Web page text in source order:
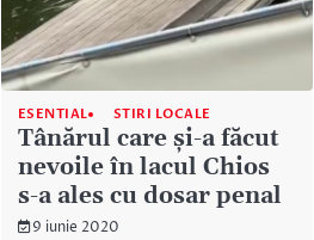
ESENTIAL STIRI LOCALE
Tânărul care și-a făcut
nevoile în lacul Chios
s-a ales cu dosar penal
9 iunie 2020